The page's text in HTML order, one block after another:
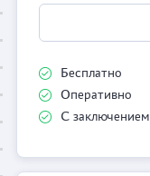
Бесплатно
Оперативно
С заключением